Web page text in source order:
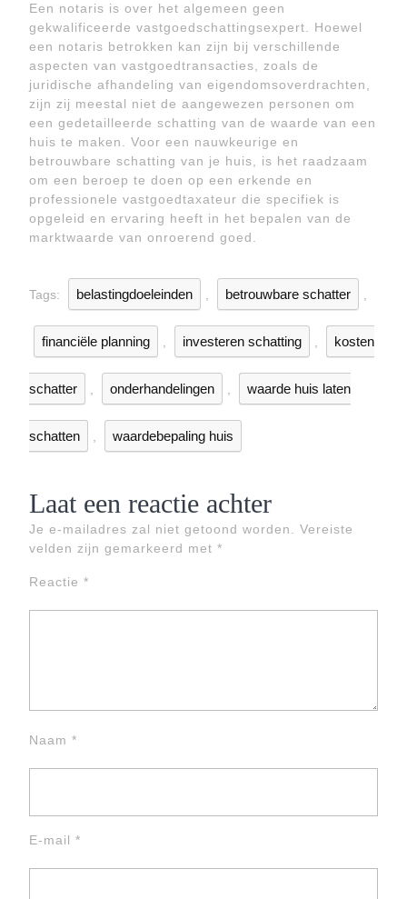
Een notaris is over het algemeen geen
gekwalificeerde vastgoedschattingsexpert. Hoewel
een notaris betrokken kan zijn bij verschillende
aspecten van vastgoedtransacties, zoals de
juridische afhandeling van eigendomsoverdrachten,
zijn zij meestal niet de aangewezen personen om
een gedetailleerde schatting van de waarde van een
huis te maken. Voor een nauwkeurige en
betrouwbare schatting van je huis, is het raadzaam
om een beroep te doen op een erkende en
professionele vastgoedtaxateur die specifiek is
opgeleid en ervaring heeft in het bepalen van de
marktwaarde van onroerend goed.
Tags: belastingdoeleinden betrouwbare schatter
financiële planning investeren schatting kosten
schatter onderhandelingen waarde huis laten
schatten waardebepaling huis
Laat een reactie achter
Je e-mailadres zal niet getoond worden.
Vereiste
velden zijn gemarkeerd met *
Reactie *
Naam *
E-mail *